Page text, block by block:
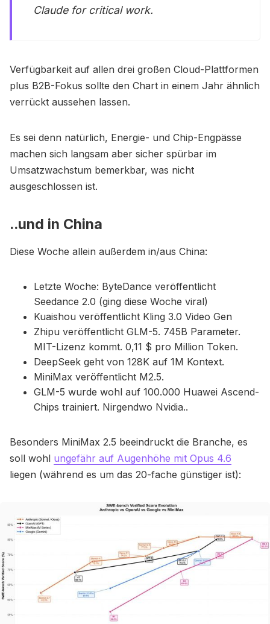
Claude for critical work.
Verfügbarkeit auf allen drei großen Cloud-Plattformen
plus B2B-Fokus sollte den Chart in einem Jahr ähnlich
verrückt aussehen lassen.
Es sei denn natürlich, Energie- und Chip-Engpässe
machen sich langsam aber sicher spürbar im
Umsatzwachstum bemerkbar, was nicht
ausgeschlossen ist.
..und in China
Diese Woche allein außerdem in/aus China:
Letzte Woche: ByteDance veröffentlicht
Seedance 2.0 (ging diese Woche viral)
Kuaishou veröffentlicht Kling 3.0 Video Gen
Zhipu veröffentlicht GLM-5. 745B Parameter.
MIT-Lizenz kommt. 0,11 $ pro Million Token.
DeepSeek geht von 128K auf 1M Kontext.
MiniMax veröffentlicht M2.5.
GLM-5 wurde wohl auf 100.000 Huawei Ascend-
Chips trainiert. Nirgendwo Nvidia..
Besonders MiniMax 2.5 beeindruckt die Branche, es
soll wohl ungefähr auf Augenhöhe mit Opus 4.6
liegen (während es um das 20-fache günstiger ist):